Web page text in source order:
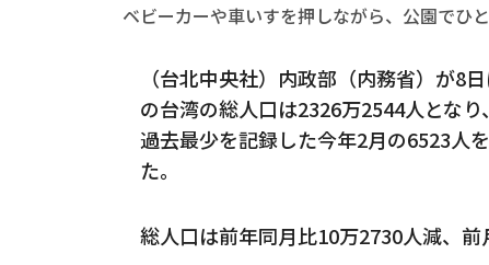
ベビーカーや車いすを押しながら、公園でひ
（台北中央社）内政部（内務省）が8
の台湾の総人口は2326万2544人とな
過去最少を記録した今年2月の6523人
た。
総人口は前年同月比10万2730人減、前